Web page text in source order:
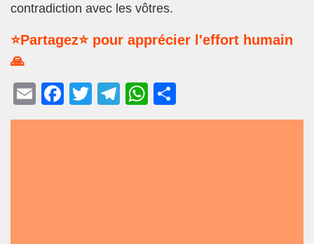
contradiction avec les vôtres.
⭐Partagez⭐ pour apprécier l'effort humain
🙏
E
m
F
a
T
wi
T
el
W
h
ar